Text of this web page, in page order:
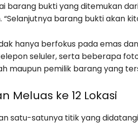
barang bukti yang ditemukan
barang bukti akan
hanya berfokus pada emas
seluler, serta beberapa
maupun pemilik barang yang
Meluas ke 12 Lokasi
satu-satunya titik yang